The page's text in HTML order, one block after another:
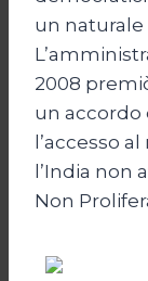
un naturale
2008
un
l’accesso
l’India non
Non